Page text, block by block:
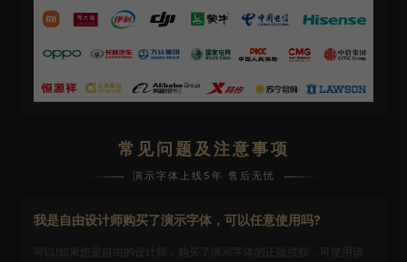
常见问题及注意事项
演示字体上线5年 售后无忧
我是自由设计师购买了演示字体，可以任意使用吗?
可以!如果您是自由的设计师，购买了演示字体的正版授权，可使用该